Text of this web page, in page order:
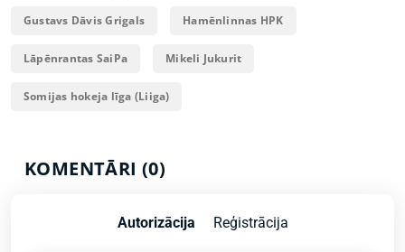
Gustavs Dāvis Grigals Hamēnlinnas HPK
Lāpēnrantas SaiPa Mikeli Jukurit
Somijas hokeja līga (Liiga)
KOMENTĀRI (0)
Autorizācija Reģistrācija